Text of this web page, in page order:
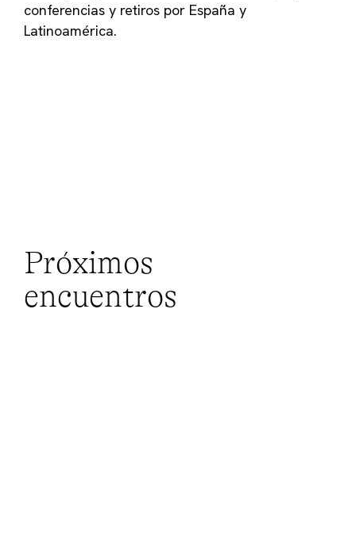
conferencias y retiros por España y
Latinoamérica.
Próximos
encuentros